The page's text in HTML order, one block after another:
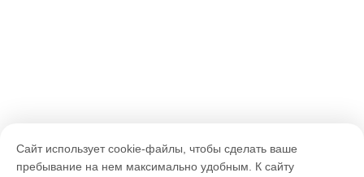
Сайт использует cookie-файлы, чтобы сделать ваше
пребывание на нем максимально удобным. К cайту